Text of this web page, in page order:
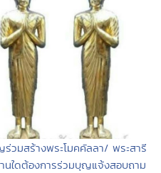
วมสร้างพระโมคคัลลา/ พระสารี
นใดต้องการร่วมบุญแจ้งสอบถาม